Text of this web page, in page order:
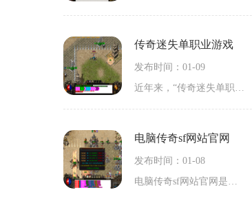
传奇迷失单职业游戏
发布时间：01-09
近年来，“传奇迷失单职业游戏”在2D游戏市场上异军突起，成为广大玩家集体追捧的热门游戏之一。作为一款经典的角色扮演游戏，它吸引了无数玩家的加入，不仅因为其精美的画面和丰富多样的玩法，更因为其独特的传奇元素。下面，我将为大家详细介绍这款游戏的玩法。传奇迷失单职业游戏是一款万人在线的游戏。玩家们可以在虚拟的游戏世界中互相交流、互动，感受到真实的社交氛围。你可以与其他玩家组成行会，一起完成各种任务，共同抵御敌对行会的攻击，也可以通过和其他玩家PVP竞技来提升自己的实力。练级系统是一...
电脑传奇sf网站官网
发布时间：01-08
电脑传奇sf网站官网是一款热门的2D游戏，采用了角色扮演的方式进行游戏，是一款拥有万人在线的多人在线交互游戏。玩家可以选择不同的角色扮演，展开一场精彩的冒险。这款游戏有着非常丰富的玩法，让玩家可以体验到角色扮演游戏的乐趣。玩家可以通过与其他玩家互动，进行交流和合作，共同完成任务，并提升自己的角色实力。也可以参与到不同的副本活动中，挑战各种强大的boss，获取丰厚的奖励。在传奇sf游戏中，每个玩家都有机会成为VIP顶赞NPC。VIP顶赞NPC是游戏中非常重要的一种角色，拥有许多...